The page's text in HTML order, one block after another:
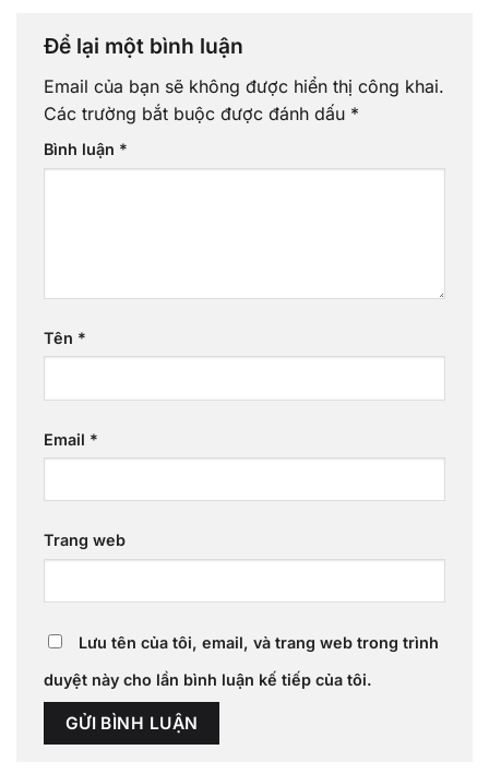
Để lại một bình luận
Email của bạn sẽ không được hiển thị công khai.
Các trường bắt buộc được đánh dấu *
Bình luận *
Tên *
Email *
Trang web
Lưu tên của tôi, email, và trang web trong trình
duyệt này cho lần bình luận kế tiếp của tôi.